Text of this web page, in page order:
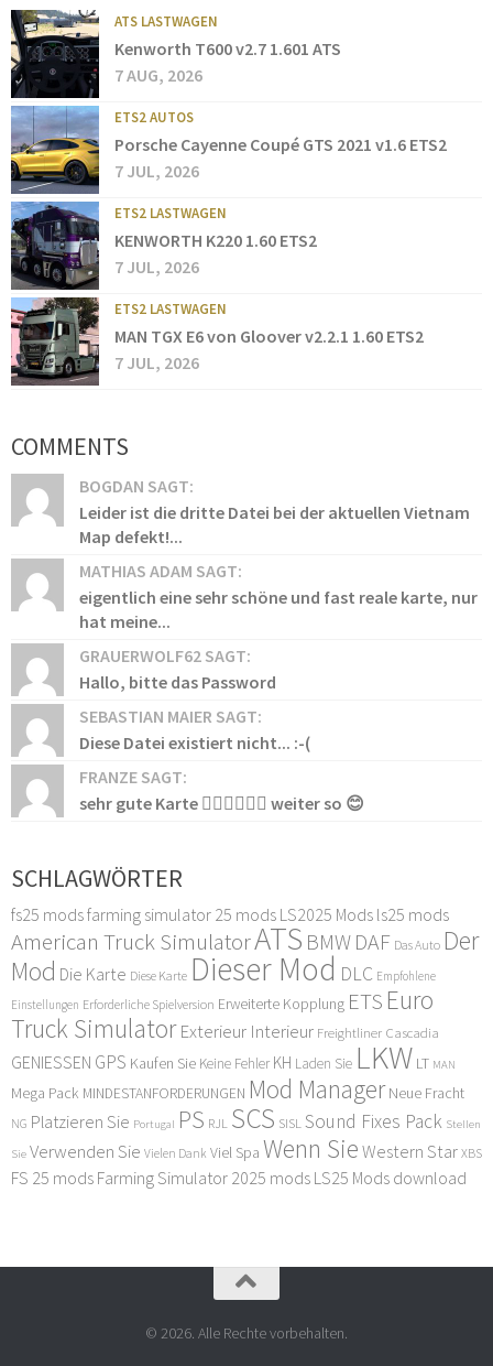
ATS LASTWAGEN
Kenworth T600 v2.7 1.601 ATS
7 AUG, 2026
ETS2 AUTOS
Porsche Cayenne Coupé GTS 2021 v1.6 ETS2
7 JUL, 2026
ETS2 LASTWAGEN
KENWORTH K220 1.60 ETS2
7 JUL, 2026
ETS2 LASTWAGEN
MAN TGX E6 von Gloover v2.2.1 1.60 ETS2
7 JUL, 2026
COMMENTS
BOGDAN SAGT:
Leider ist die dritte Datei bei der aktuellen Vietnam
Map defekt!...
MATHIAS ADAM SAGT:
eigentlich eine sehr schöne und fast reale karte, nur
hat meine...
GRAUERWOLF62 SAGT:
Hallo, bitte das Password
SEBASTIAN MAIER SAGT:
Diese Datei existiert nicht... :-(
FRANZE SAGT:
sehr gute Karte 👍🏻👍🏻👍🏻 weiter so 😊
SCHLAGWÖRTER
fs25 modsfarming simulator 25 mods LS2025 Mods ls25 mods
American Truck SimulatorATS BMW DAF Das Auto Der
Mod Die Karte Diese Karte Dieser Mod DLC Empfohlene
Einstellungen Erforderliche Spielversion Erweiterte Kopplung ETS Euro
Truck Simulator Exterieur Interieur Freightliner Cascadia
GENIESSEN GPS Kaufen Sie Keine Fehler KH Laden Sie LKW LT MAN
Mega Pack MINDESTANFORDERUNGEN Mod Manager Neue Fracht
NG Platzieren Sie Portugal PS RJL SCS SISL Sound Fixes Pack Stellen
Sie Verwenden Sie Vielen Dank Viel Spa Wenn Sie Western Star XBS
FS 25 mods Farming Simulator 2025 mods LS25 Mods download
© 2026. Alle Rechte vorbehalten.